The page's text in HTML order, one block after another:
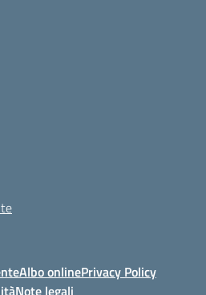
Albo onlinePrivacy Policy
Note legali